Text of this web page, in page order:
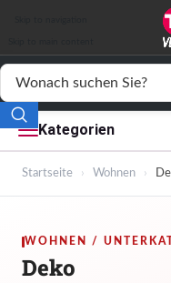
Kategorien
Elektronik
Freizeit
Haushalt
Wohnen
Startseite › Wohnen ›
WOHNEN /
Deko